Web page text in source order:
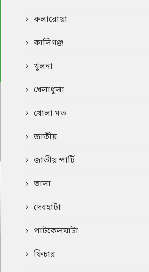
কলারোয়া
কালিগঞ্জ
খুলনা
খেলাধুলা
খোলা মত
জাতীয়
জাতীয় পার্টি
তালা
দেবহাটা
পাটকেলঘাটা
ফিচার